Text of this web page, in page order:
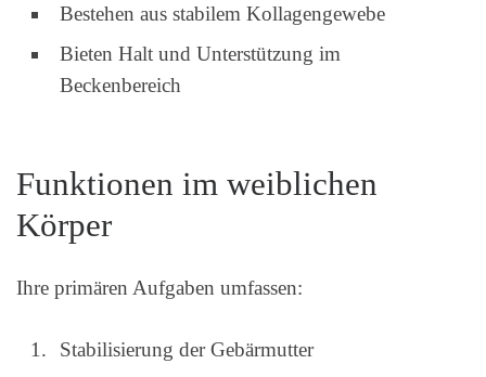
Bestehen aus stabilem Kollagengewebe
Bieten Halt und Unterstützung im
Beckenbereich
Funktionen im weiblichen
Körper
Ihre primären Aufgaben umfassen:
Stabilisierung der Gebärmutter